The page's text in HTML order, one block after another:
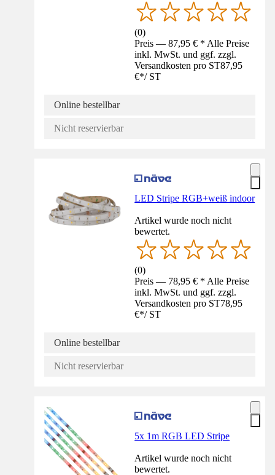
(0)
Preis — 87,95 € * Alle Preise
inkl. MwSt. und ggf. zzgl.
Versandkosten pro ST87,95
€*/ ST
Online bestellbar
Nicht reservierbar
LED Stripe RGB+weiß indoor
Artikel wurde noch nicht
bewertet.
(0)
Preis — 78,95 € * Alle Preise
inkl. MwSt. und ggf. zzgl.
Versandkosten pro ST78,95
€*/ ST
Online bestellbar
Nicht reservierbar
5x 1m RGB LED Stripe
Artikel wurde noch nicht
bewertet.